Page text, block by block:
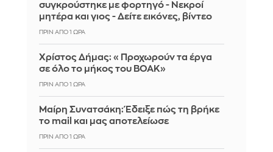
συγκρούστηκε με φορτηγό - Νεκροί
μητέρα και γιος - Δείτε εικόνες, βίντεο
ΠΡΙΝ ΑΠΌ 1 ΏΡΑ
Χρίστος Δήμας: «Προχωρούν τα έργα
σε όλο το μήκος του ΒΟΑΚ»
ΠΡΙΝ ΑΠΌ 1 ΏΡΑ
Μαίρη Συνατσάκη: Έδειξε πώς τη βρήκε
το mail και μας αποτελείωσε
ΠΡΙΝ ΑΠΌ 1 ΏΡΑ